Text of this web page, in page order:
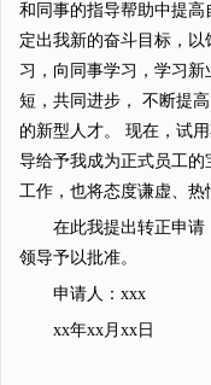
和同事的指导帮助中提高
定出我新的奋斗目标，
习，向同事学习，学习
短，共同进步， 不断提
的新型人才。 现在，试
导给予我成为正式员工
工作，也将态度谦虚、热
在此我提出转正申请
领导予以批准。
申请人：xxx
xx年xx月xx日